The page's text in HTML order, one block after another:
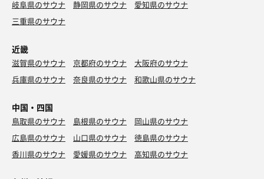
岐阜県のサウナ 静岡県のサウナ
愛知県のサウナ
三重県のサウナ
近畿
滋賀県のサウナ 京都府のサウナ
大阪府のサウナ
兵庫県のサウナ
奈良県のサウナ 和歌山県のサウナ
中国・四国
鳥取県のサウナ 島根県のサウナ
岡山県のサウナ
広島県のサウナ
山口県のサウナ
徳島県のサウナ
香川県のサウナ
愛媛県のサウナ 高知県のサウナ